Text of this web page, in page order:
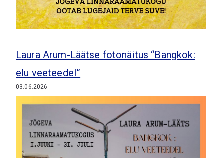
Laura Arum-Läätse fotonäitus “Bangkok:
elu veeteedel”
03.06.2026